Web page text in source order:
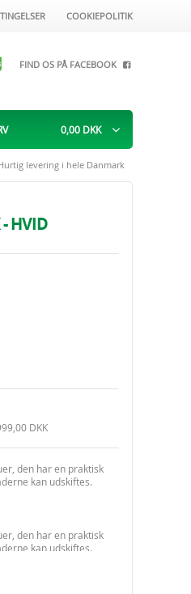
COOKIEPOLITIK
FIND OS PÅ FACEBOOK
0,00 DKK
levering i hele Danmark
HVID
DKK
den har en praktisk
kan udskiftes.
den har en praktisk
kan udskiftes.
Kan også bruges